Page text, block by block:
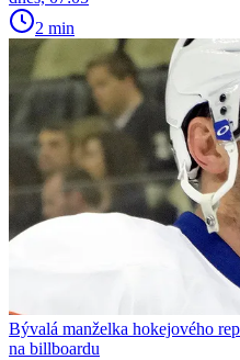
2 min
Bývalá manželka hokejového
na billboardu